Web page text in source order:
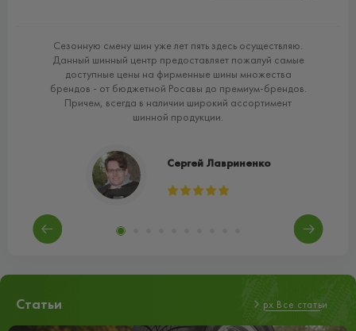
Сезонную смену шин уже лет пять здесь осуществляю.
Данный шинный центр предоставляет пожалуй самые
доступные цены на фирменные шины множества
брендов - от бюджетной Росавы до премиум-брендов.
Причем, всегда в наличии широкий ассортимент
шинной продукции.
Сергей Лавриненко
Статьи px Все статьи